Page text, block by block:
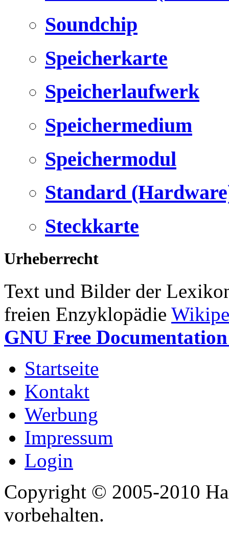
Soundchip
Speicherkarte
Speicherlaufwerk
Speichermedium
Speichermodul
Standard
Steckkarte
Urheberrecht
Text und Bilder der
freien Enzyklopädie
GNU Free
Startseite
Kontakt
Werbung
Impressum
Login
Copyright © 2005-2010
vorbehalten.